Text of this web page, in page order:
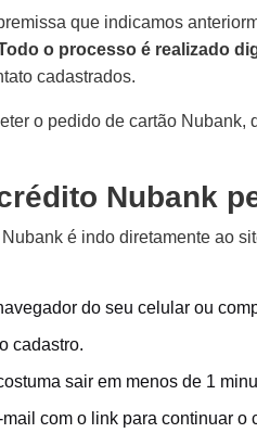
que indicamos
o processo é realizado
cadastrados.
o pedido de cartão Nubank,
Nubank
é indo diretamente ao
do seu celular ou
cadastro.
sair em menos de 1
com o link para continuar o